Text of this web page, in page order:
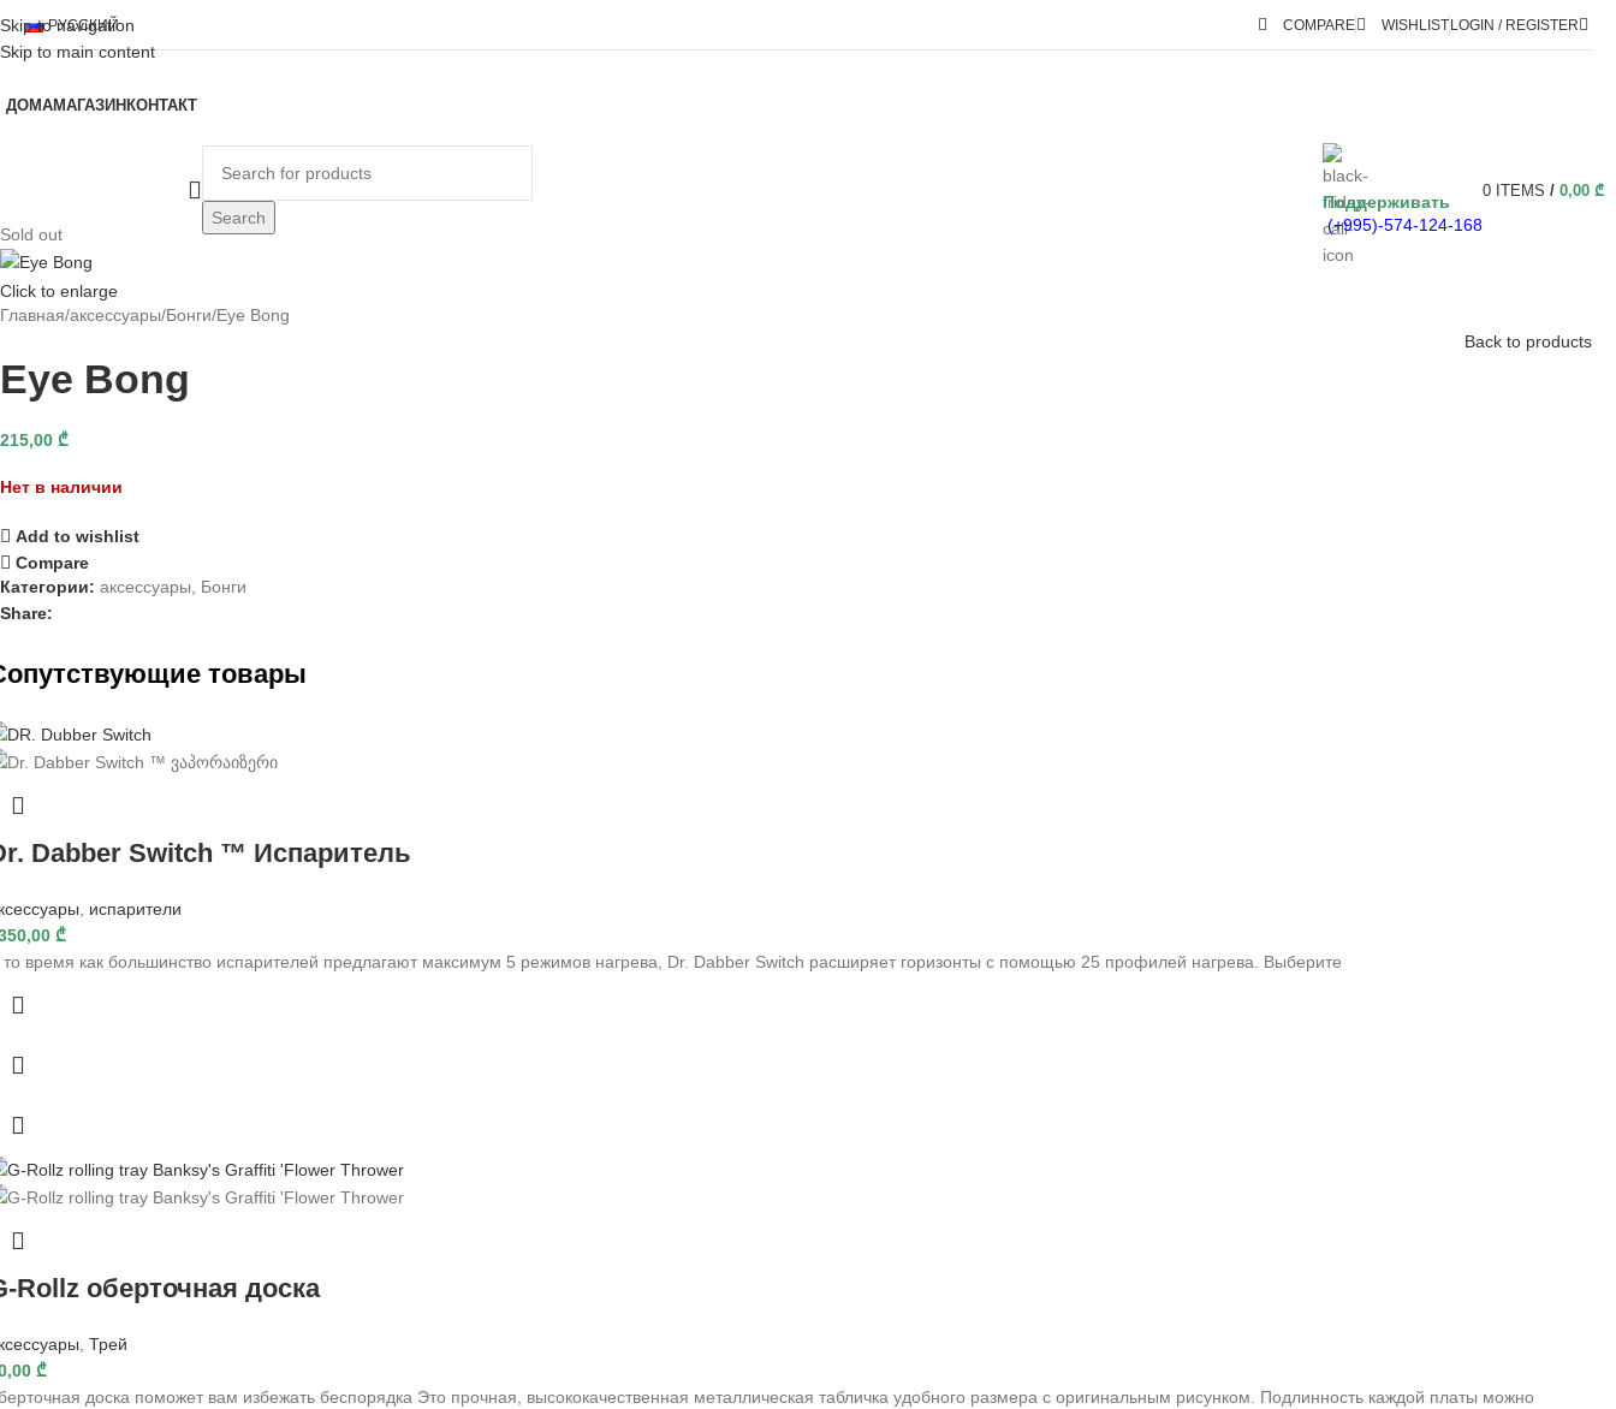
Skip to navigation
Skip to main content
РУССКИЙ COMPARE WISHLISTLOGIN / REGISTER
ДОМАМАГАЗИНКОНТАКТ
Search
Поддерживать
(+995)-574-124-168
0 ITEMS / 0,00 ₾
Sold out
Click to enlarge
Главная аксессуары Бонги Eye Bong
Back to products
Eye Bong
215,00 ₾
Нет в наличии
Add to wishlist
Compare
Категории: аксессуары, Бонги
Share:
товары
Dabber Switch ™ Испаритель
испарители
₾
время как большинство испарителей предлагают максимум 5 режимов нагрева, Dr. Dabber Switch расширяет горизонты с помощью 25 профилей нагрева. Выберите
Rollz оберточная доска
, Трей
₾
доска поможет вам избежать беспорядка Это прочная, высококачественная металлическая табличка удобного размера с оригинальным рисунком. Подлинность каждой платы можно